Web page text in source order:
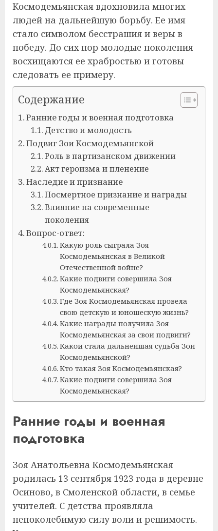
Космодемьянская вдохновила многих
людей на дальнейшую борьбу. Ее имя
стало символом бесстрашия и веры в
победу. До сих пор молодые поколения
восхищаются ее храбростью и готовы
следовать ее примеру.
Содержание
Ранние годы и военная подготовка
Детство и молодость
Подвиг Зои Космодемьянской
Роль в партизанском движении
Акт героизма и пленение
Наследие и признание
Посмертное признание и награды
Влияние на современные
поколения
Вопрос-ответ:
Какую роль сыграла Зоя
Космодемьянская в Великой
Отечественной войне?
Какие подвиги совершила Зоя
Космодемьянская?
Где Зоя Космодемьянская провела
свою детскую и юношескую жизнь?
Какие награды получила Зоя
Космодемьянская за свои подвиги?
Какой стала дальнейшая судьба Зои
Космодемьянской?
Кто такая Зоя Космодемьянская?
Какие подвиги совершила Зоя
Космодемьянская?
Ранние годы и военная
подготовка
Зоя Анатольевна Космодемьянская
родилась 13 сентября 1923 года в деревне
Осиново, в Смоленской области, в семье
учителей. С детства проявляла
непоколебимую силу воли и решимость.